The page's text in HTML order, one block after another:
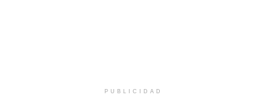
PUBLICIDAD